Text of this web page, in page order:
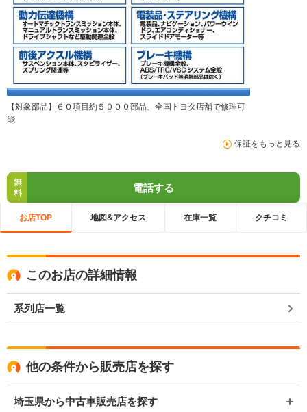
【対象部品】６０項目約５０００部品、全国トヨタ店舗で修理可
能
保証をもっと見る
無
料
電話する
お店TOP 地図&アクセス 在庫一覧 クチコミ
このお店の詳細情報
系列店一覧
他の条件から販売店を探す
埼玉県から中古車販売店を探す